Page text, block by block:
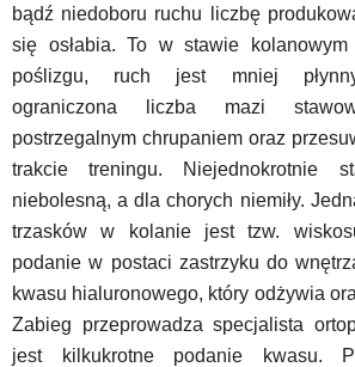
bądź niedoboru ruchu liczbę
się osłabia. To w stawie kolanowym
poślizgu, ruch jest mniej
ograniczona liczba mazi
postrzegalnym chrupaniem oraz
trakcie treningu. Niejednokrotnie
niebolesną, a dla chorych niemiły.
trzasków w kolanie jest tzw.
podanie w postaci zastrzyku do
kwasu hialuronowego, który odżywia
Zabieg przeprowadza specjalista
jest kilkukrotne podanie kwasu.